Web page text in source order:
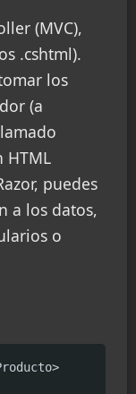
(MVC),
.cshtml).
los
(a
HTML
puedes
a los datos,
o